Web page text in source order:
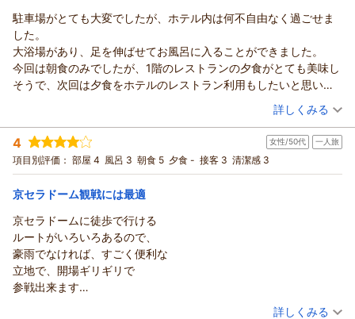
この度は当ホテルのご利用、誠にありがとうございます。アク
セスの良さを気にいっていただけましたようで幸いでございま
す。また利用したいとのお言葉もいただき、大変嬉しく思いま
す。また大阪へお越しいただく機会がございましたら是非当ホ
テルをご利用くださいませ。心よりお待ちしております。
フロント
（返信日：2026/07/25）
駐車場がとても大変でしたが、ホテル内は何不自由なく過ごせま
した。
大浴場があり、足を伸ばせてお風呂に入ることができました。
今回は朝食のみでしたが、1階のレストランの夕食がとても美味し
そうで、次回は夕食をホテルのレストラン利用もしたいと思いま
（投稿日：2026/07/05）
宿泊時期： 2026年06月宿泊 (家族旅行)
投稿者： まさおきさん
宿泊プラン： 【注目スペシャル企画／ツイン確約】［朝食付］１名で広々。
２名でお得に。期間限定・快適ステイ
ツイン 朝のみ
宿泊価格帯： 6,001～7,000円(大人一人あたり/税込)
ホテルソビアル大阪ドーム前からの返信
この度は、当館をご利用いただき誠にありがとうございます。
館内では「何不自由なく過ごせました」とのお言葉を頂戴し、
大変励みになります。
一方で、当館の駐車場につきましては、ご不便おかけし申し訳
詳しくみる
4 女性/50代 一人旅
項目別評価： 部屋 4 風呂 3 朝食 5 夕食 - 接客 3 清潔感 3
京セラドーム観戦には最適
京セラドームに徒歩で行ける
ルートがいろいろあるので、
豪雨でなければ、すごく便利な
立地で、開場ギリギリで
参戦出来ます
（投稿日：2026/07/03）
詳しくみる